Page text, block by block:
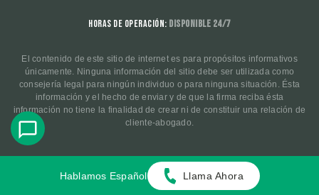
Horas de operación: Disponible 24/7
El contenido de este sitio de internet es para propósitos informativos
únicamente. Ninguna información del sitio debe ser utilizada como
consejería legal para ningún individuo o para ninguna situación. Ésta
información y el hecho de enviar y de que la firma reciba ésta
información no tiene la finalidad de crear ni de constituir una relación de
cliente-abogado.
© 2025 Todos los derechos reservados.
Políticas de
Privacidad
.
Hablamos Español Llama Ahora